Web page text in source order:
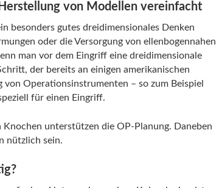
von Modellen vereinfacht
besonders gutes dreidimensionales Denken
oder die Versorgung von ellenbogennahen
man vor dem Eingriff eine dreidimensionale
der bereits an einigen amerikanischen
Operationsinstrumenten – so zum Beispiel
für einen Eingriff.
unterstützen die OP-Planung. Daneben
nützlich sein.